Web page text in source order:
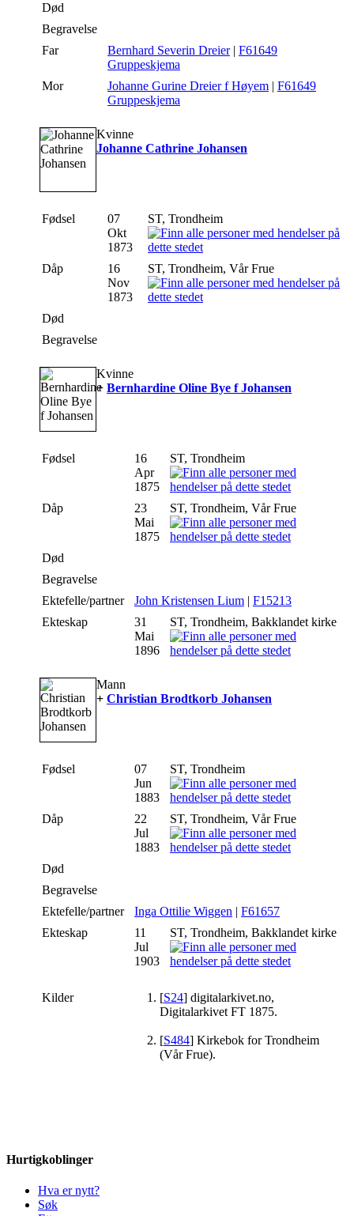
Død
Begravelse
Far
Bernhard Severin Dreier| F61649
Gruppeskjema
Mor
Johanne Gurine Dreier f Høyem | F61649
Gruppeskjema
Kvinne
Johanne Cathrine Johansen
Fødsel
07
Okt
1873
ST, Trondheim
Dåp
16
Nov
1873
ST, Trondheim, Vår Frue
Død
Begravelse
Kvinne
+ Bernhardine Oline Bye f Johansen
Fødsel
16
Apr
1875
ST, Trondheim
Dåp
23
Mai
1875
ST, Trondheim, Vår Frue
Død
Begravelse
Ektefelle/partner
John Kristensen Lium | F15213
Ekteskap
31
Mai
1896
ST, Trondheim, Bakklandet kirke
Mann
+ Christian Brodtkorb Johansen
Fødsel
07
Jun
1883
ST, Trondheim
Dåp
22
Jul
1883
ST, Trondheim, Vår Frue
Død
Begravelse
Ektefelle/partner
Inga Ottilie Wiggen | F61657
Ekteskap
11
Jul
1903
ST, Trondheim, Bakklandet kirke
Kilder [S24] digitalarkivet.no,
Digitalarkivet FT 1875.
[S484] Kirkebok for Trondheim
(Vår Frue).
Hurtigkoblinger
Hva er nytt?
Søk